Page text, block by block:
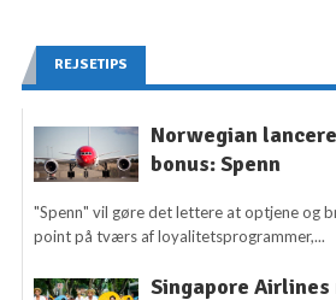
REJSETIPS
Norwegian
bonus: Spenn
"Spenn" vil gøre det lettere at optjene og
point på tværs af loyalitetsprogrammer,...
Singapore Airlines